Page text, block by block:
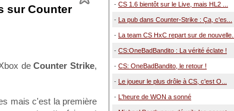
sur Counter
deCounter Strike,
mais c'est la première
- CS 1.6 bientôt sur le Live, mais HL2 ...
- La pub dans Counter-Strike : Ça, c'es...
- La team CS HxC repart sur de nouvelle...
- CS:OneBadBandito : La vérité éclate !
- CS: OneBadBandito, le retour !
- Le joueur le plus drôle à CS, c'est O...
- L'heure de WON a sonné